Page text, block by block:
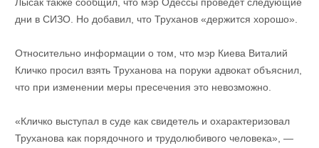
дни в СИЗО. Но добавил, что Труханов «держится хорошо».
Относительно информации о том, что мэр Киева Виталий
Кличко просил взять Труханова на поруки адвокат объяснил,
что при изменении меры пресечения это невозможно.
«Кличко выступал в суде как свидетель и охарактеризовал
Труханова как порядочного и трудолюбивого человека», —